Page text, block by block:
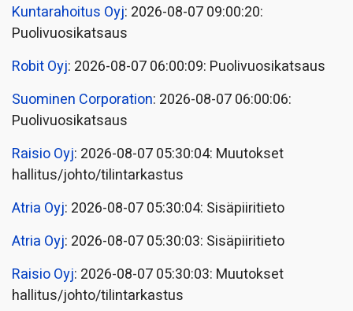
Kuntarahoitus Oyj: 2026-08-07 09:00:20:
Puolivuosikatsaus
Robit Oyj: 2026-08-07 06:00:09: Puolivuosikatsaus
Suominen Corporation: 2026-08-07 06:00:06:
Puolivuosikatsaus
Raisio Oyj: 2026-08-07 05:30:04: Muutokset
hallitus/johto/tilintarkastus
Atria Oyj: 2026-08-07 05:30:04: Sisäpiiritieto
Atria Oyj: 2026-08-07 05:30:03: Sisäpiiritieto
Raisio Oyj: 2026-08-07 05:30:03: Muutokset
hallitus/johto/tilintarkastus